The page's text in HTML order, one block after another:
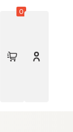
Корзина
0
Личный